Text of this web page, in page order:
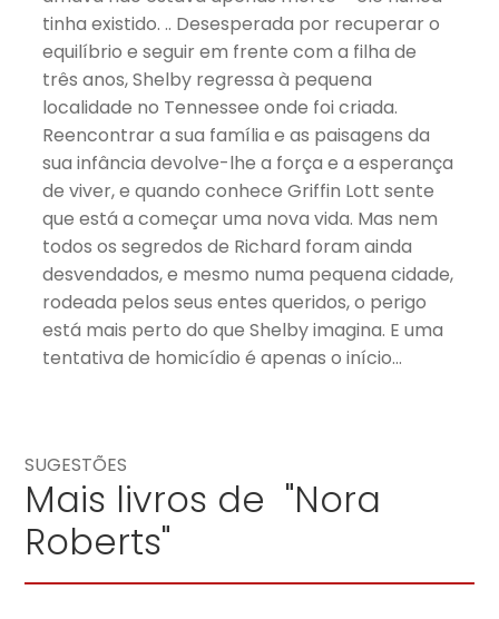
tinha existido. .. Desesperada por recuperar o
equilíbrio e seguir em frente com a filha de
três anos, Shelby regressa à pequena
localidade no Tennessee onde foi criada.
Reencontrar a sua família e as paisagens da
sua infância devolve-lhe a força e a esperança
de viver, e quando conhece Griffin Lott sente
que está a começar uma nova vida. Mas nem
todos os segredos de Richard foram ainda
desvendados, e mesmo numa pequena cidade,
rodeada pelos seus entes queridos, o perigo
está mais perto do que Shelby imagina. E uma
tentativa de homicídio é apenas o início…
SUGESTÕES
Mais livros de "Nora
Roberts"